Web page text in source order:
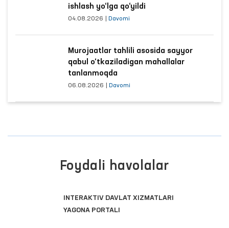
ishlash yo‘lga qo‘yildi
04.08.2026 Davomi
Murojaatlar tahlili asosida sayyor
qabul o‘tkaziladigan mahallalar
tanlanmoqda
06.08.2026 Davomi
Foydali havolalar
INTERAKTIV DAVLAT XIZMATLARI
YAGONA PORTALI